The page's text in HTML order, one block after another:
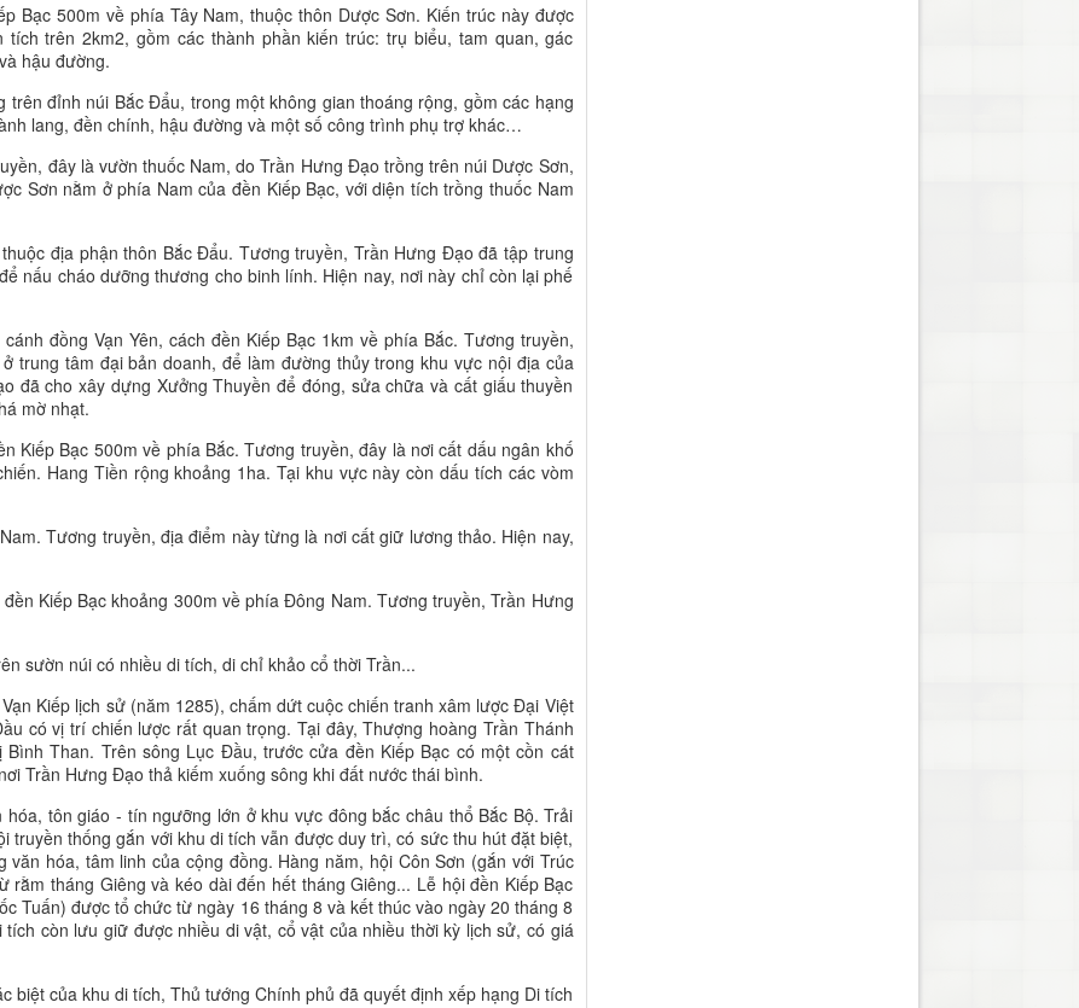
Bạc 500m về phía Tây Nam, thuộc thôn Dược Sơn. Kiến trúc này được
trên 2km2, gồm các thành phần kiến trúc: trụ biểu, tam quan, gác
hậu đường.
đỉnh núi Bắc Đẩu, trong một không gian thoáng rộng, gồm các hạng
lang, đền chính, hậu đường và một số công trình phụ trợ khác…
đây là vườn thuốc Nam, do Trần Hưng Đạo trồng trên núi Dược Sơn,
Sơn nằm ở phía Nam của đền Kiếp Bạc, với diện tích trồng thuốc Nam
địa phận thôn Bắc Đẩu. Tương truyền, Trần Hưng Đạo đã tập trung
nấu cháo dưỡng thương cho binh lính. Hiện nay, nơi này chỉ còn lại phế
đồng Vạn Yên, cách đền Kiếp Bạc 1km về phía Bắc. Tương truyền,
trung tâm đại bản doanh, để làm đường thủy trong khu vực nội địa của
đã cho xây dựng Xưởng Thuyền để đóng, sửa chữa và cất giấu thuyền
mờ nhạt.
Kiếp Bạc 500m về phía Bắc. Tương truyền, đây là nơi cất dấu ngân khố
Hang Tiền rộng khoảng 1ha. Tại khu vực này còn dấu tích các vòm
Tương truyền, địa điểm này từng là nơi cất giữ lương thảo. Hiện nay,
Kiếp Bạc khoảng 300m về phía Đông Nam. Tương truyền, Trần Hưng
sườn núi có nhiều di tích, di chỉ khảo cổ thời Trần...
Kiếp lịch sử (năm 1285), chấm dứt cuộc chiến tranh xâm lược Đại Việt
có vị trí chiến lược rất quan trọng. Tại đây, Thượng hoàng Trần Thánh
Than. Trên sông Lục Đầu, trước cửa đền Kiếp Bạc có một cồn cát
Trần Hưng Đạo thả kiếm xuống sông khi đất nước thái bình.
tôn giáo - tín ngưỡng lớn ở khu vực đông bắc châu thổ Bắc Bộ. Trải
truyền thống gắn với khu di tích vẫn được duy trì, có sức thu hút đặt biệt,
hóa, tâm linh của cộng đồng. Hàng năm, hội Côn Sơn (gắn với Trúc
tháng Giêng và kéo dài đến hết tháng Giêng... Lễ hội đền Kiếp Bạc
Tuấn) được tổ chức từ ngày 16 tháng 8 và kết thúc vào ngày 20 tháng 8
còn lưu giữ được nhiều di vật, cổ vật của nhiều thời kỳ lịch sử, có giá
biệt của khu di tích, Thủ tướng Chính phủ đã quyết định xếp hạng Di tích